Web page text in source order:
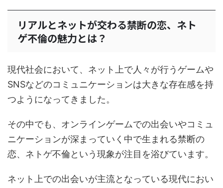
リアルとネットが交わる禁断の恋、ネト
ゲ不倫の魅力とは？
現代社会において、ネット上で人々が行うゲームや
SNSなどのコミュニケーションは大きな存在感を持
つようになってきました。
その中でも、オンラインゲームでの出会いやコミュ
ニケーションが深まっていく中で生まれる禁断の
恋、ネトゲ不倫という現象が注目を浴びています。
ネット上での出会いが主流となっている現代におい